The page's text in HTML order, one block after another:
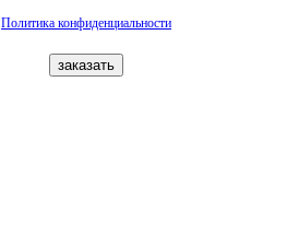
Политика конфиденциальности
заказать